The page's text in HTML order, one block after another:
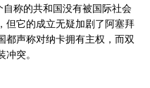
称的共和国没有被国际社会
但它的成立无疑加剧了阿塞拜
都声称对纳卡拥有主权，而双
突。